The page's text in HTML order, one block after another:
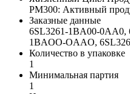
PM300: Активный
Заказные данные
6SL3261-1BA00-0AA0,
1BAOO-OAAO,
Количество в упаковке
1
Минимальная партия
1